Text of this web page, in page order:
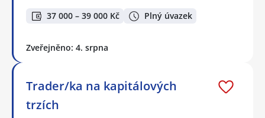
37 000 – 39 000 Kč Plný úvazek
Zveřejněno: 4. srpna
Trader/ka na kapitálových
trzích